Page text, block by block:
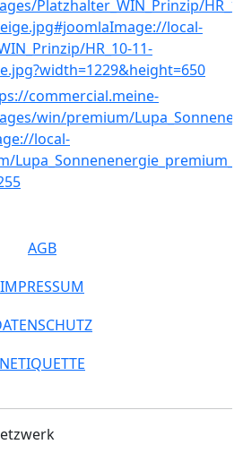
AGB
IMPRESSUM
NETIQUETTE